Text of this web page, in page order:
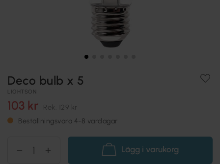
Deco bulb x 5
LIGHTSON
103 kr Rek. 129 kr
Beställningsvara 4-8 vardagar
Lägg i varukorg